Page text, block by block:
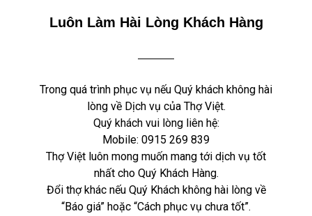
Luôn Làm Hài Lòng Khách Hàng
Trong quá trình phục vụ nếu Quý khách không hài
lòng về Dịch vụ của Thợ Việt.
Quý khách vui lòng liên hệ:
Mobile: 0915 269 839
Thợ Việt luôn mong muốn mang tới dịch vụ tốt
nhất cho Quý Khách Hàng.
Đổi thợ khác nếu Quý Khách không hài lòng về
“Báo giá” hoặc “Cách phục vụ chưa tốt”.